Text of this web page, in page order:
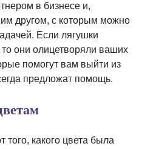
в бизнесе и,
другом, с которым можно
Если лягушки
они олицетворяли ваших
помогут вам выйти из
предложат помощь.
того, какого цвета была